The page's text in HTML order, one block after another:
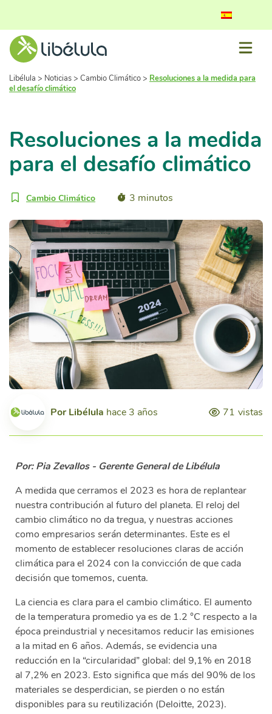
Libélula > Noticias> Cambio Climático> Resoluciones a la medida para
el desafío climático
Resoluciones a la medida
para el desafío climático
Cambio Climático 3 minutos
PorLibélula hace 3 años 71 vistas
Por: Pia Zevallos - Gerente General de Libélula
A medida que cerramos el 2023 es hora de replantear
nuestra contribución al futuro del planeta. El reloj del
cambio climático no da tregua, y nuestras acciones
como empresarios serán determinantes. Este es el
momento de establecer resoluciones claras de acción
climática para el 2024 con la convicción de que cada
decisión que tomemos, cuenta.
La ciencia es clara para el cambio climático. El aumento
de la temperatura promedio ya es de 1.2 °C respecto a la
época preindustrial y necesitamos reducir las emisiones
a la mitad en 6 años. Además, se evidencia una
reducción en la “circularidad” global: del 9,1% en 2018
al 7,2% en 2023. Esto significa que más del 90% de los
materiales se desperdician, se pierden o no están
disponibles para su reutilización (Deloitte, 2023).